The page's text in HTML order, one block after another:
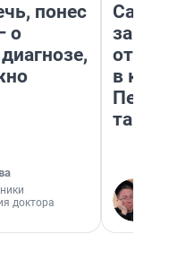
понес
о
доктора
в
там